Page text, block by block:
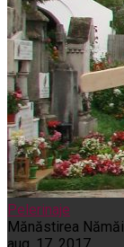
Pelerinaje
Mănăstirea